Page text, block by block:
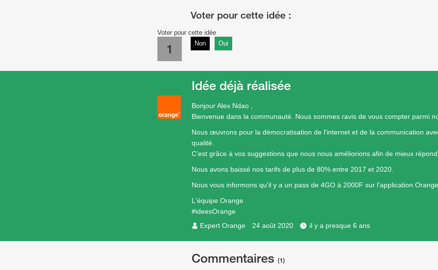
Voter pour cette idée
1 Non Oui
Bonjour Alex Ndao ,
Bienvenue dans la communauté. Nous sommes ravis de vous compter parmi
Nous œuvrons pour la démocratisation de l'internet et de la communication
qualité.
C'est grâce à vos suggestions que nous nous améliorions afin de mieux
Nous avons baissé nos tarifs de plus de 80% entre 2017 et 2020.
Nous vous informons qu'il y a un pass de 4GO à 2000F sur l'application
L'équipe Orange
#ideesOrange
Expert Orange
24 août 2020 il y a presque 6 ans
Idée déjà réalisée
Commentaires (1)